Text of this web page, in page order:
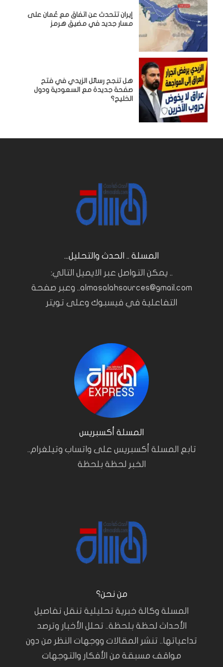
إيران تتحدث عن اتفاق مع عُمان على
مسار جديد في مضيق هرمز
هل تنجح رسائل الزيدي في فتح
صفحة جديدة مع السعودية ودول
الخليج؟
المسلة .. الحدث والتحليل...
.. يمكن التواصل عبر الايميل التالي:
almasalahsources@gmail.com.. وعبر صفحة
التفاعلية في فيسبوك وعلى تويتر
المسلة أكسبريس
تابع المسلة أكسبريس على واتساب وتيلغرام..
الخبر لحظة بلحظة
من نحن؟
المسلة وكالة خبرية تحليلية تنقل تفاصيل
الأحداث لحظة بلحظة.. تحلل الأخبار وترصد
تداعياتها.. تنشر المقالات ووجهات النظر من دون
مواقف مسبقة من الأفكار والتوجهات